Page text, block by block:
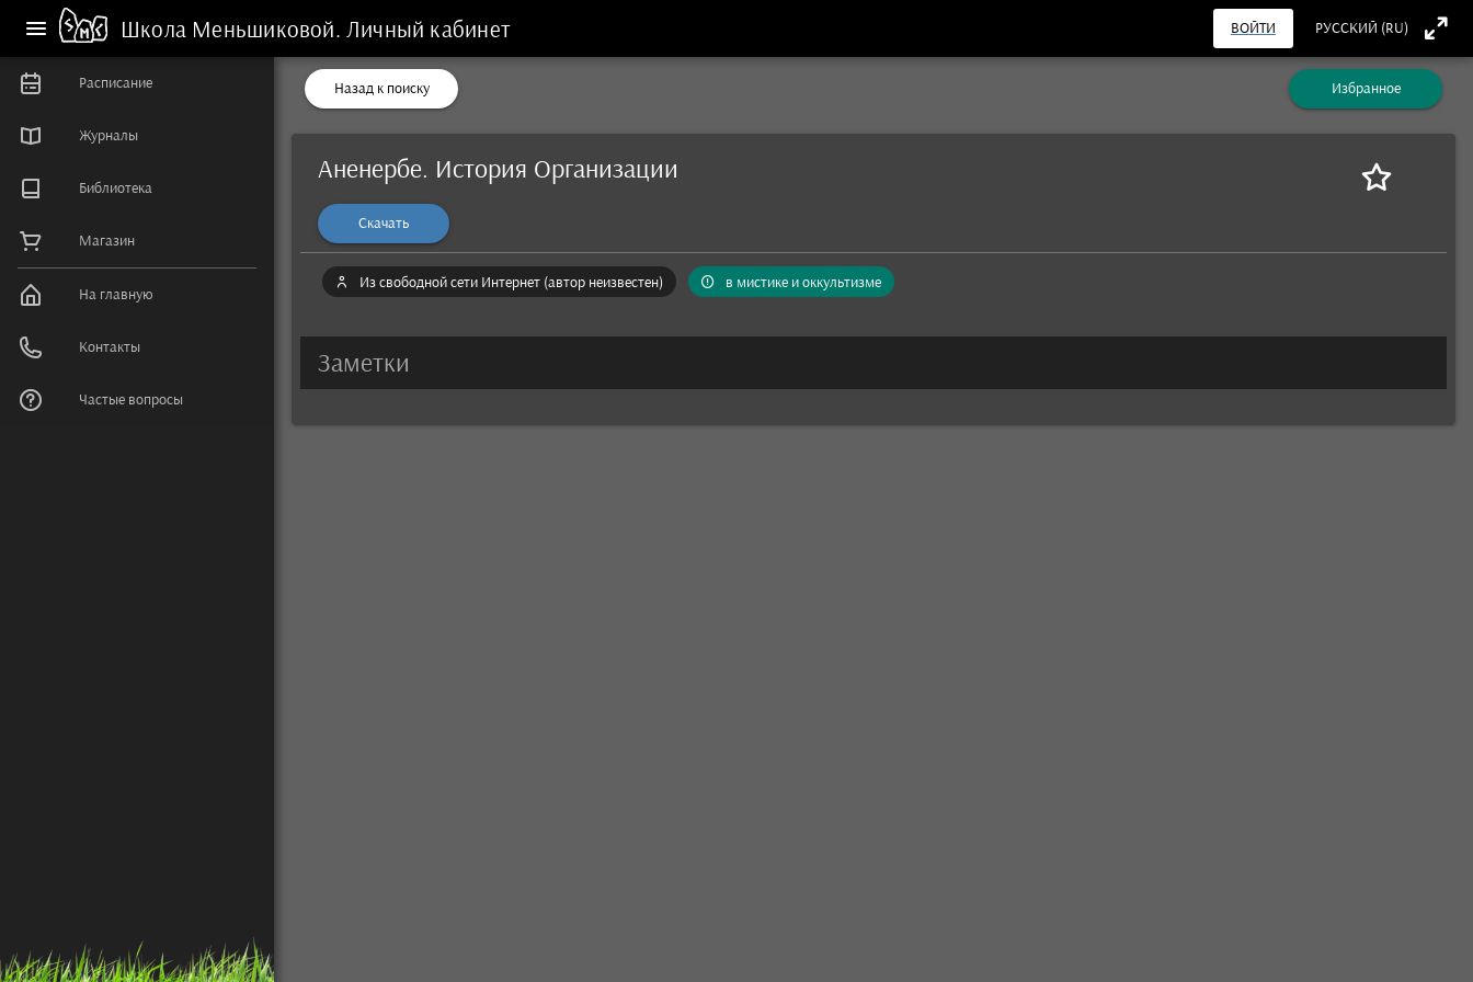
Школа Меньшиковой. Личный кабинет ВОЙТИ РУССКИЙ (RU)
Расписание
Журналы
Библиотека
Магазин
На главную
Контакты
Частые вопросы
Назад к поиску Избранное
Аненербе. История Организации
Скачать
Из свободной сети Интернет (автор неизвестен) в мистике и оккультизме
Заметки